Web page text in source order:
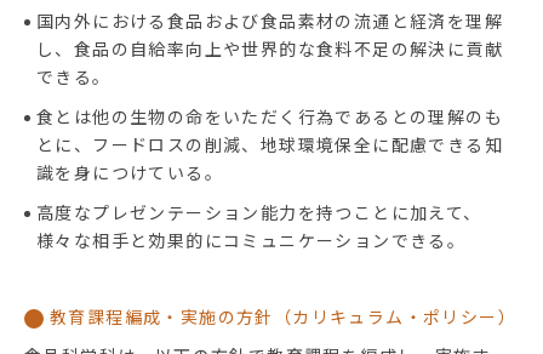
国内外における食品および食品素材の流通と経済を理解
し、食品の自給率向上や世界的な食料不足の解決に貢献
できる。
食とは他の生物の命をいただく行為であるとの理解のも
とに、フードロスの削減、地球環境保全に配慮できる知
識を身につけている。
高度なプレゼンテーション能力を持つことに加えて、
様々な相手と効果的にコミュニケーションできる。
教育課程編成・実施の方針（カリキュラム・ポリシー）